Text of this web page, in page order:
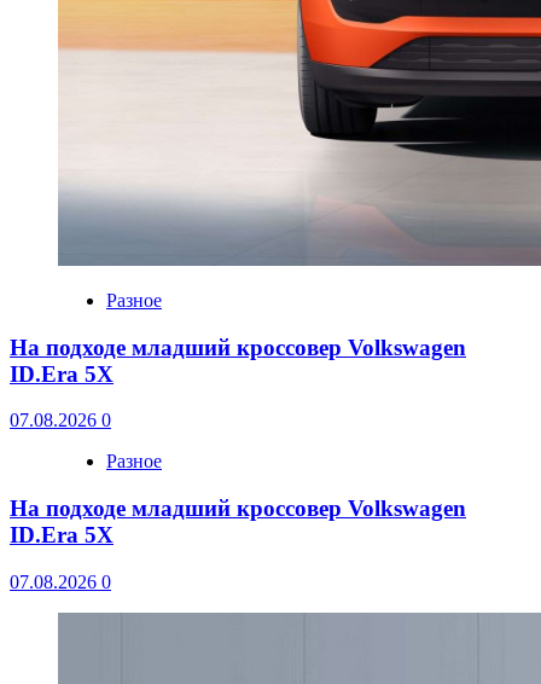
Разное
На подходе младший кроссовер Volkswagen
ID.Era 5X
07.08.2026 0
Разное
На подходе младший кроссовер Volkswagen
ID.Era 5X
07.08.2026 0